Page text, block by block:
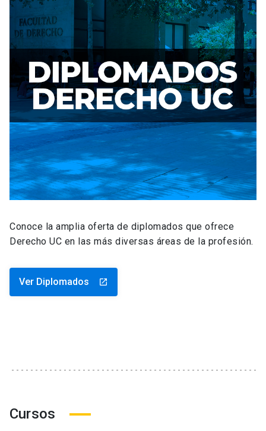
Conoce la amplia oferta de diplomados que ofrece
Derecho UC en las más diversas áreas de la profesión.
Ver Diplomados launch
Cursos